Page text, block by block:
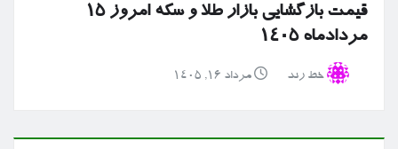
قیمت بازگشایی بازار طلا و سکه امروز ۱۵
مردادماه ۱۴۰۵
خط رند مرداد ۱۶, ۱۴۰۵